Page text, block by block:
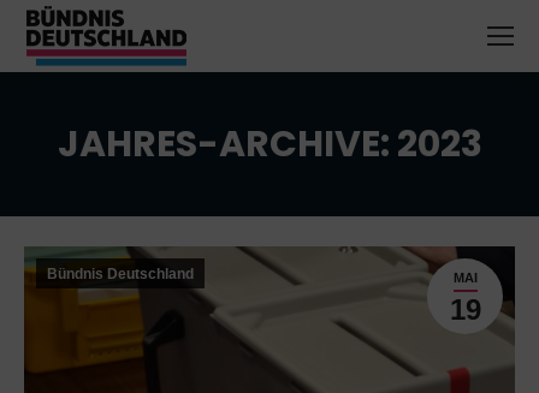
JAHRES-ARCHIVE:2023
MAI
19
Bündnis Deutschland